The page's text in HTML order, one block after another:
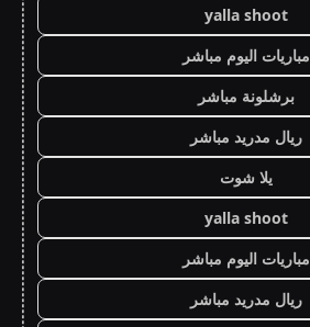
yalla shoot
مباريات اليوم مباشر
برشلونة مباشر
ريال مدريد مباشر
يلا شوت
yalla shoot
مباريات اليوم مباشر
ريال مدريد مباشر